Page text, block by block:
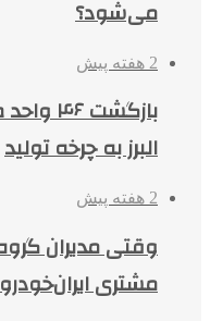
می‌شود؟
2 هفته پیش
البرز به چرخه تولید
2 هفته پیش
وقتی مدیران
مشتری